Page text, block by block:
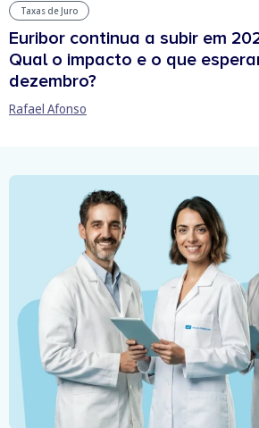
Taxas de Juro
Euribor continua a subir em
Qual o impacto e o que
dezembro?
Rafael Afonso